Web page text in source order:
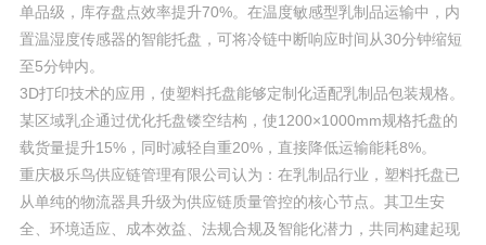
单品级，库存盘点效率提升70%。在温度敏感型乳制品运输中，内
置温湿度传感器的智能托盘，可将冷链中断响应时间从30分钟缩短
至5分钟内。
3D打印技术的应用，使塑料托盘能够定制化适配乳制品包装规格。
某区域乳企通过优化托盘镂空结构，使1200×1000mm规格托盘的
载货量提升15%，同时减轻自重20%，直接降低运输能耗8%。
重庆极乐鸟供应链管理有限公司认为：在乳制品行业，塑料托盘已
从单纯的物流器具升级为供应链质量管控的核心节点。其卫生安
全、环境适应、成本效益、法规合规及智能化潜力，共同构建起现